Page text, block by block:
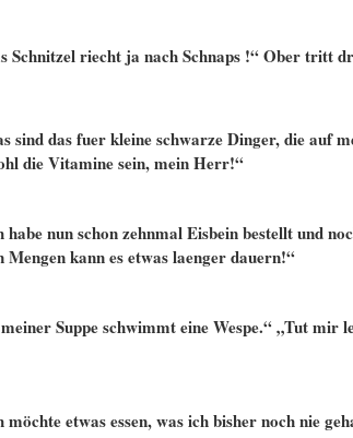
Schnitzel riecht ja nach Schnaps !“ Ober tritt
sind das fuer kleine schwarze Dinger, die auf
die Vitamine sein, mein Herr!“
nun schon zehnmal Eisbein bestellt und
Mengen kann es etwas laenger dauern!“
Suppe schwimmt eine Wespe.“ „Tut mir
etwas essen, was ich bisher noch nie